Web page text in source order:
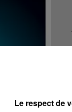
Le respect de